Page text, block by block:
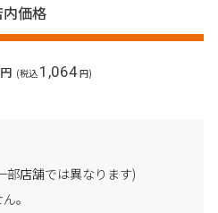
価格
円 (税込 1,064円)
部店舗では異なります)
。